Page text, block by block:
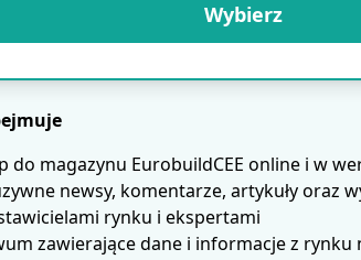
Wybierz
do magazynu EurobuildCEE online i w
newsy, komentarze, artykuły oraz
rynku i ekspertami
zawierające dane i informacje z rynku